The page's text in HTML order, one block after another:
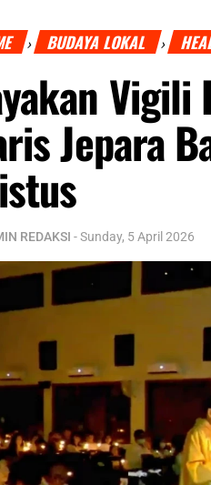
› BUDAYA LOKAL ›
Vigili
Jepara
REDAKSI -Sunday, 5 April 2026